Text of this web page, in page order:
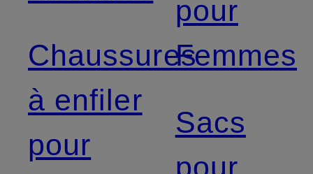
Chaussures
à enfiler
pour
pour
Femmes
Sacs